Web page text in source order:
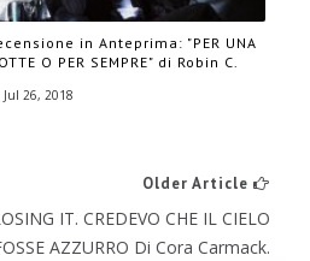
in Anteprima: "PER UNA
O PER SEMPRE" di Robin C.
Jul 26, 2018
Older Article
IT. CREDEVO CHE IL CIELO
AZZURRO Di Cora Carmack.